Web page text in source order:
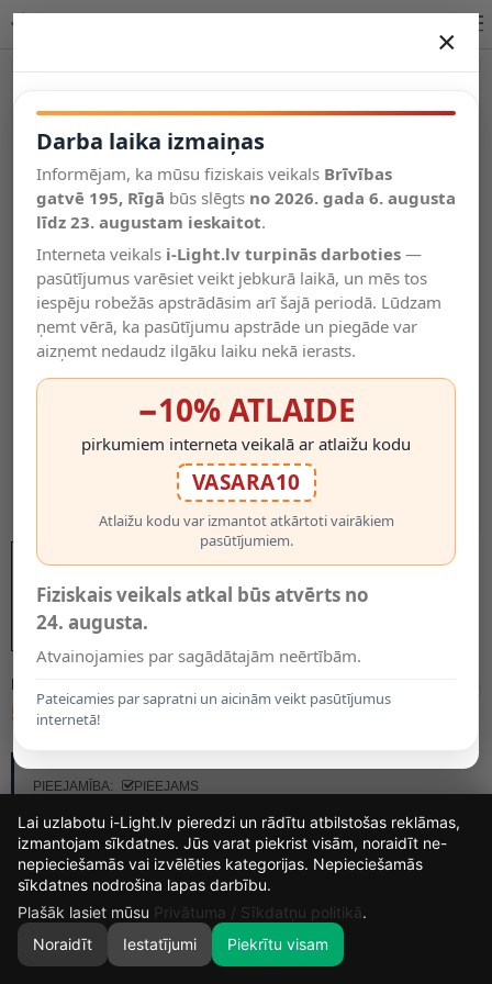
Salīdzināt
Vēlmju
saraksts
Valodas
0
MODELIS:
5.95€
PIEEJAMĪBA:
PIEEJAMS
×
Darba laika izmaiņas
Informējam, ka mūsu fiziskais veikals Brīvības
gatvē 195, Rīgā būs slēgts no 2026. gada 6. augusta
līdz 23. augustam ieskaitot.
Interneta veikals i-Light.lv turpinās darboties —
pasūtījumus varēsiet veikt jebkurā laikā, un mēs tos
iespēju robežās apstrādāsim arī šajā periodā. Lūdzam
ņemt vērā, ka pasūtījumu apstrāde un piegāde var
aizņemt nedaudz ilgāku laiku nekā ierasts.
−10% ATLAIDE
pirkumiem interneta veikalā ar atlaižu kodu
VASARA10
Atlaižu kodu var izmantot atkārtoti vairākiem
pasūtījumiem.
Fiziskais veikals atkal būs atvērts no
24. augusta.
Atvainojamies par sagādātajām neērtībām.
Pateicamies par sapratni un aicinām veikt pasūtījumus
internetā!
15
DIENAS
3
STUNDAS
48
MIN.
23
Lai uzlabotu i-Light.lv pieredzi un rādītu atbilstošas reklāmas,
izmantojam sīkdatnes. Jūs varat piekrist visām, noraidīt ne-
nepieciešamās vai izvēlēties kategorijas. Nepieciešamās
sīkdatnes nodrošina lapas darbību.
Plašāk lasiet mūsu Privātuma / Sīkdatņu politikā.
Noraidīt
Iestatījumi Piekrītu visam